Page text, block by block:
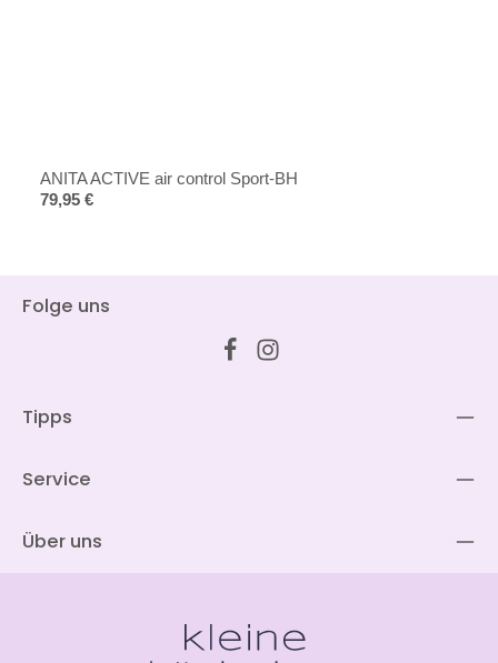
ANITA ACTIVE air control Sport-BH
Regulärer Preis:
79,95 €
Folge uns
Tipps
Service
Über uns